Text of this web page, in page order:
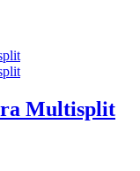
Multisplit